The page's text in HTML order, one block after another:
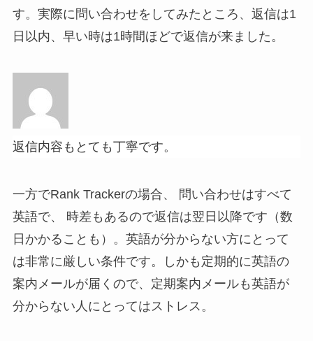
す。実際に問い合わせをしてみたところ、返信は1
日以内、早い時は1時間ほどで返信が来ました。
返信内容もとても丁寧です。
一方でRank Trackerの場合、 問い合わせはすべて
英語で、 時差もあるので返信は翌日以降です（数
日かかることも）。英語が分からない方にとって
は非常に厳しい条件です。しかも定期的に英語の
案内メールが届くので、定期案内メールも英語が
分からない人にとってはストレス。